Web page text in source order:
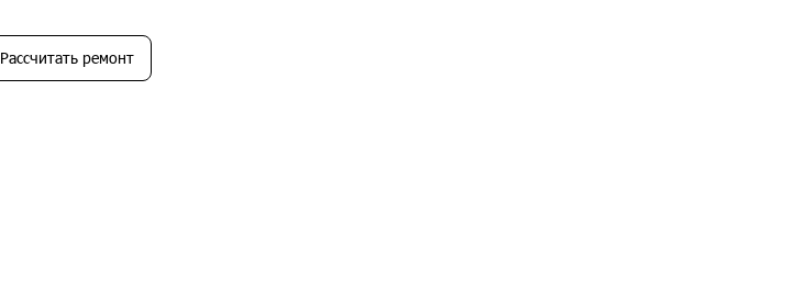
Рассчитать ремонт